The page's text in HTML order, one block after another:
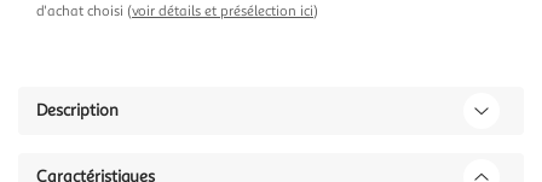
d'achat choisi (voir détails et présélection ici)
Description
Caractéristiques